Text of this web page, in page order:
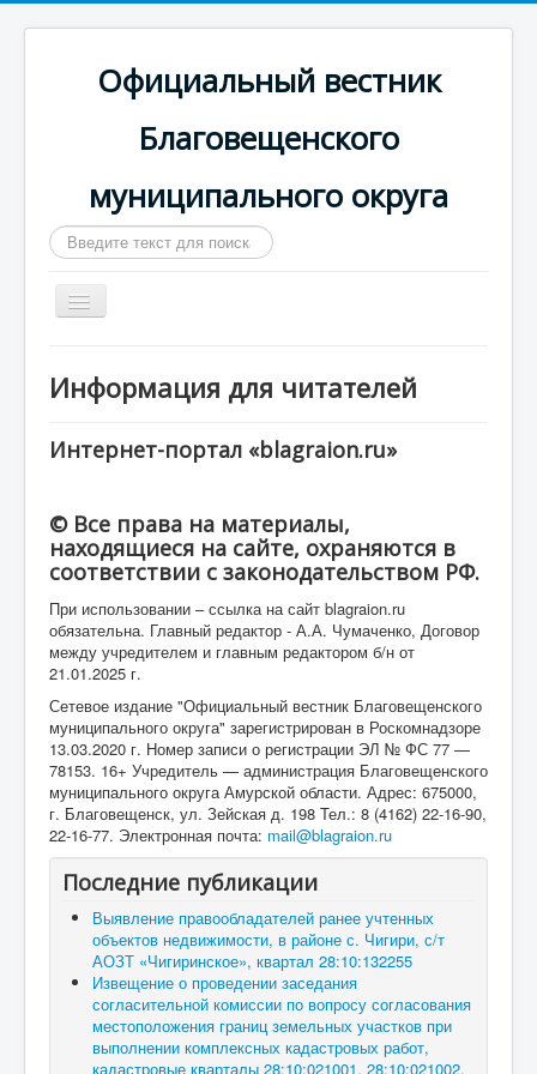
Официальный вестник
Благовещенского
муниципального округа
Искать...
Включить/
выключить
Сайт округа
Календарь выпусков
Информация для читателей
Интернет-портал «blagraion.ru»
© Все права на материалы,
находящиеся на сайте, охраняются в
соответствии с законодательством РФ.
При использовании – ссылка на сайт blagraion.ru
обязательна. Главный редактор - А.А. Чумаченко, Договор
между учредителем и главным редактором б/н от
21.01.2025 г.
Сетевое издание "Официальный вестник Благовещенского
муниципального округа" зарегистрирован в Роскомнадзоре
13.03.2020 г. Номер записи о регистрации ЭЛ № ФС 77 —
78153. 16+ Учредитель — администрация Благовещенского
муниципального округа Амурской области. Адрес: 675000,
г. Благовещенск, ул. Зейская д. 198 Тел.: 8 (4162) 22-16-90,
22-16-77. Электронная почта: mail@blagraion.ru
Последние публикации
Выявление правообладателей ранее учтенных
объектов недвижимости, в районе с. Чигири, с/т
АОЗТ «Чигиринское», квартал 28:10:132255
Извещение о проведении заседания
согласительной комиссии по вопросу согласования
местоположения границ земельных участков при
выполнении комплексных кадастровых работ,
кадастровые кварталы 28:10:021001, 28:10:021002,